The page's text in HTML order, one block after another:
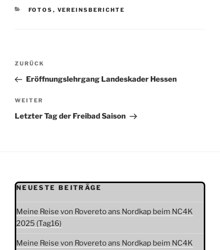
KATEGORIEN
FOTOS , VEREINSBERICHTE
Beitragsnavigation
Vorheriger
Beitrag
ZURÜCK
Eröffnungslehrgang Landeskader Hessen
Nächster
Beitrag
WEITER
Letzter Tag der Freibad Saison
NEUESTE BEITRÄGE
Meine Reise von Rovereto ans Nordkap beim NC4K
2025 (Tag16)
Meine Reise von Rovereto ans Nordkap beim NC4K